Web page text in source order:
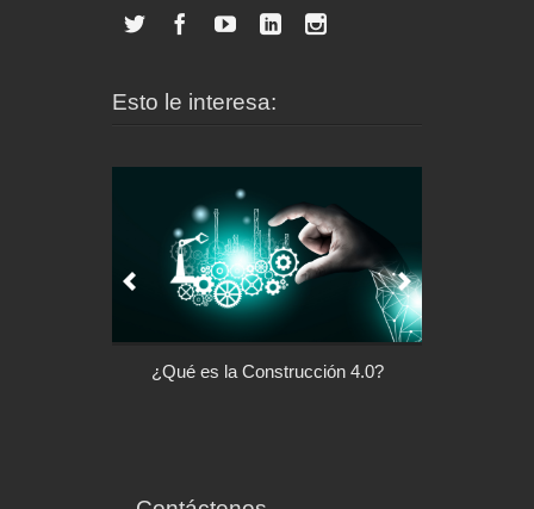
Esto le interesa:
¿Qué es la Construcción 4.0?